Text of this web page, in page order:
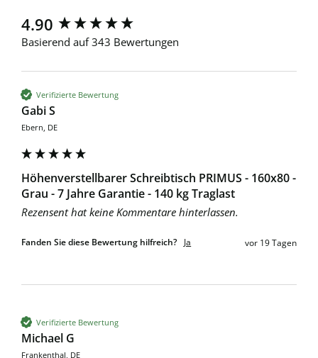
4.90
Basierend auf 343 Bewertungen
Verifizierte Bewertung
Gabi S
Ebern, DE
Höhenverstellbarer Schreibtisch PRIMUS - 160x80 -
Grau - 7 Jahre Garantie - 140 kg Traglast
Rezensent hat keine Kommentare hinterlassen.
Fanden Sie diese Bewertung hilfreich? Ja vor 19 Tagen
Verifizierte Bewertung
Michael G
Frankenthal, DE
New content loaded